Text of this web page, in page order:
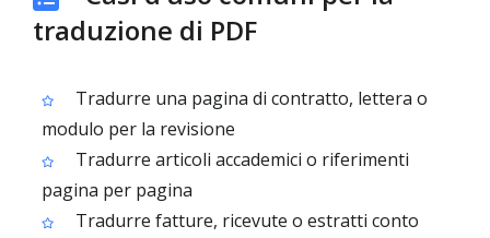
traduzione di PDF
Tradurre una pagina di contratto, lettera o
modulo per la revisione
Tradurre articoli accademici o riferimenti
pagina per pagina
Tradurre fatture, ricevute o estratti conto